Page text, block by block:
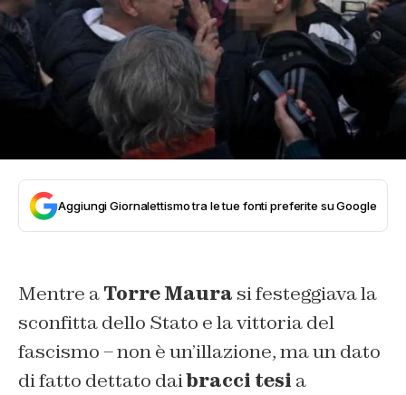
Aggiungi Giornalettismo tra le tue fonti preferite su Google
Mentre aTorre Maura si festeggiava la
sconfitta dello Stato e la vittoria del
fascismo – non è un’illazione, ma un dato
di fatto dettato daibracci tesi a